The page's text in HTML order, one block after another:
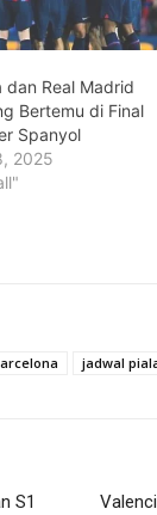
dan Real Madrid
Bertemu di Final
Spanyol
2025
jadwal
S1